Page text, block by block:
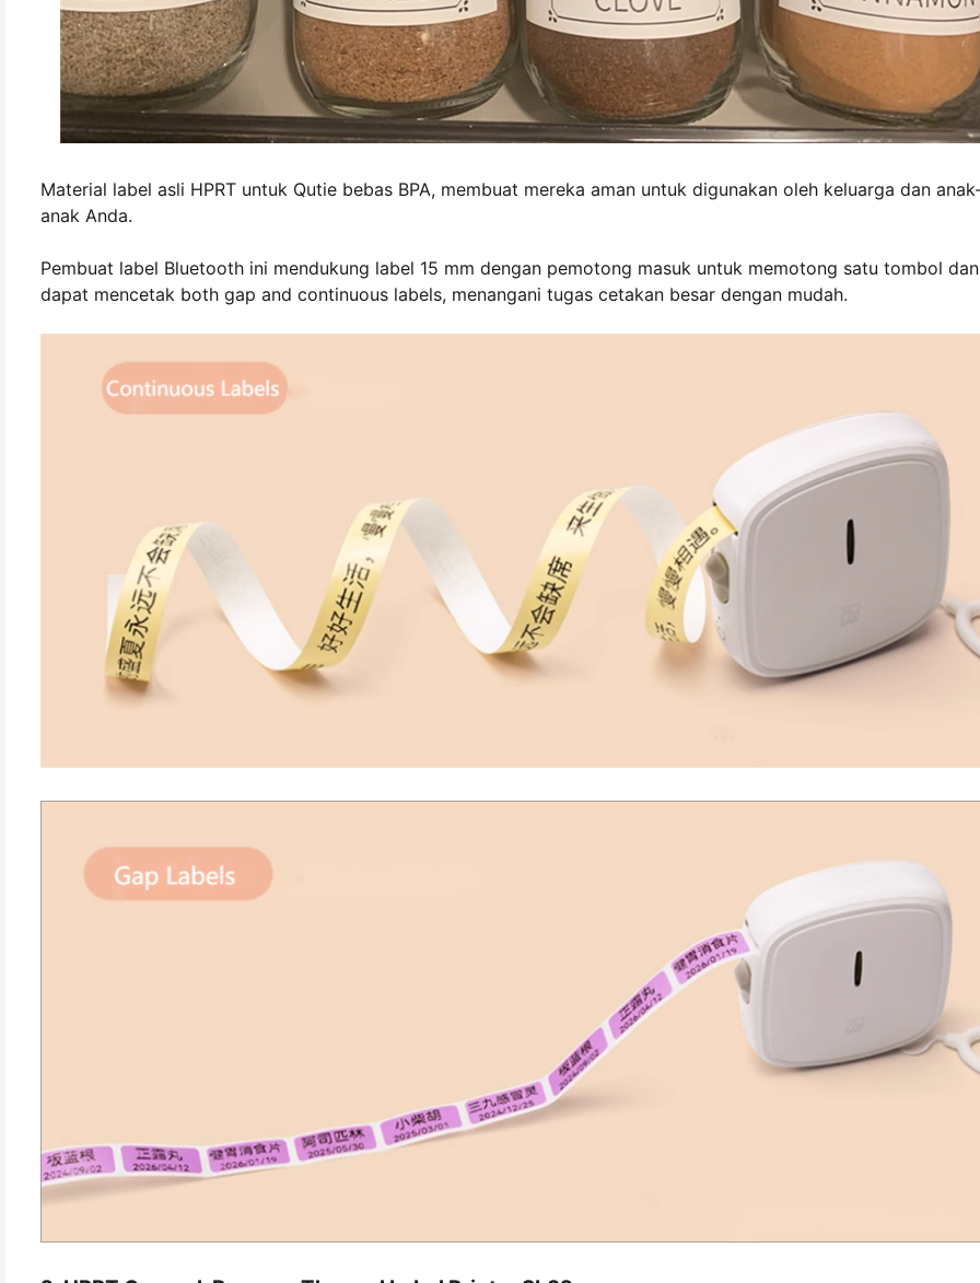
Material label asli HPRT untuk Qutie bebas BPA, membuat mereka aman untuk digunakan oleh keluarga dan
anak Anda.
Pembuat label Bluetooth ini mendukung label 15 mm dengan pemotong masuk untuk memotong satu tombol dan
dapat mencetak both gap and continuous labels, menangani tugas cetakan besar dengan mudah.